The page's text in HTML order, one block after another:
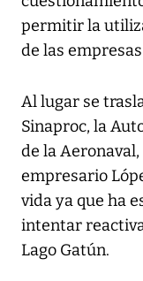
permitir la
de las
Al lugar se
Sinaproc, la
de la
empresario
vida ya que ha
intentar
Lago Gatún.